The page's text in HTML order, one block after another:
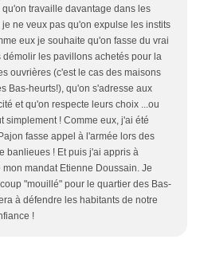
travaille davantage dans les
ne veux pas qu'on expulse les instits
eux je souhaite qu'on fasse du vrai
démolir les pavillons achetés pour la
ouvrières (c'est le cas des maisons
Bas-heurts!), qu'on s'adresse aux
et qu'on respecte leurs choix ...ou
simplement ! Comme eux, j'ai été
fasse appel à l'armée lors des
banlieues ! Et puis j'ai appris à
mandat Etienne Doussain. Je
"mouillé" pour le quartier des Bas-
à défendre les habitants de notre
!